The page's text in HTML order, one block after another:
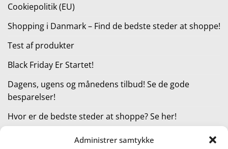
Administrer samtykke
Cookiepolitik (EU)
Shopping i Danmark – Find de bedste steder at shoppe!
Test af produkter
Black Friday Er Startet!
Dagens, ugens og månedens tilbud! Se de gode
besparelser!
Hvor er de bedste steder at shoppe? Se her!